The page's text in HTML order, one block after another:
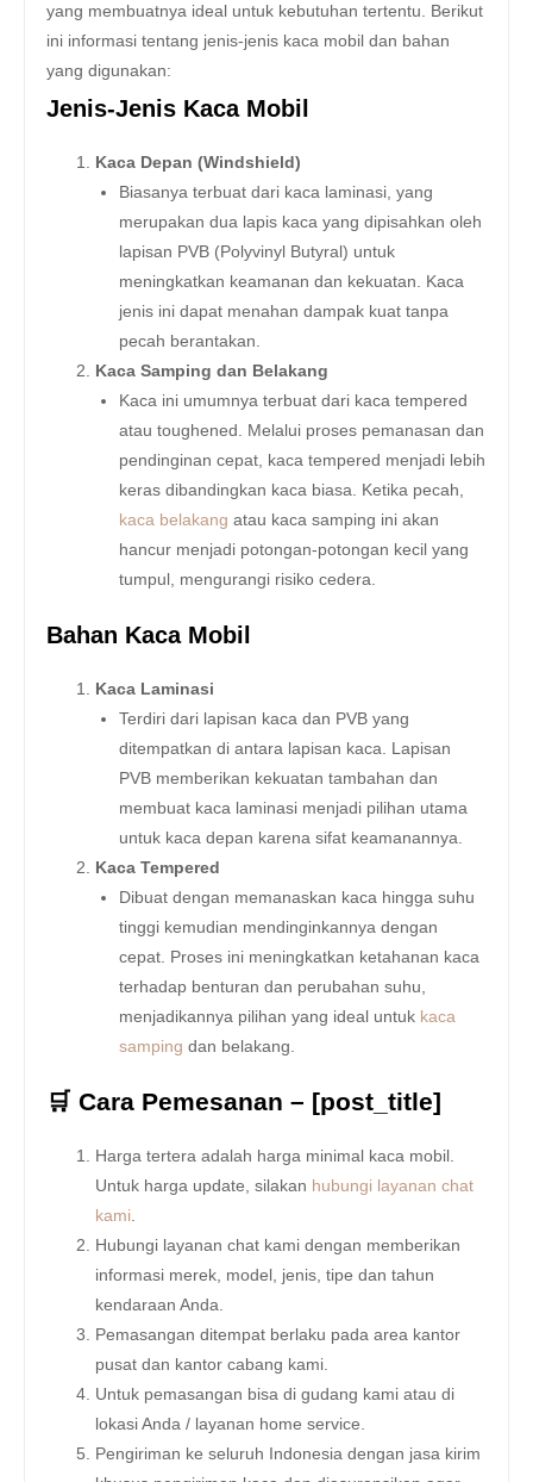
yang membuatnya ideal untuk kebutuhan tertentu. Berikut
ini informasi tentang jenis-jenis kaca mobil dan bahan
yang digunakan:
Jenis-Jenis Kaca Mobil
Kaca Depan (Windshield)
Biasanya terbuat dari kaca laminasi, yang
merupakan dua lapis kaca yang dipisahkan oleh
lapisan PVB (Polyvinyl Butyral) untuk
meningkatkan keamanan dan kekuatan. Kaca
jenis ini dapat menahan dampak kuat tanpa
pecah berantakan.
Kaca Samping dan Belakang
Kaca ini umumnya terbuat dari kaca tempered
atau toughened. Melalui proses pemanasan dan
pendinginan cepat, kaca tempered menjadi lebih
keras dibandingkan kaca biasa. Ketika pecah,
kaca belakang atau kaca samping ini akan
hancur menjadi potongan-potongan kecil yang
tumpul, mengurangi risiko cedera.
Bahan Kaca Mobil
Kaca Laminasi
Terdiri dari lapisan kaca dan PVB yang
ditempatkan di antara lapisan kaca. Lapisan
PVB memberikan kekuatan tambahan dan
membuat kaca laminasi menjadi pilihan utama
untuk kaca depan karena sifat keamanannya.
Kaca Tempered
Dibuat dengan memanaskan kaca hingga suhu
tinggi kemudian mendinginkannya dengan
cepat. Proses ini meningkatkan ketahanan kaca
terhadap benturan dan perubahan suhu,
menjadikannya pilihan yang ideal untuk kaca
samping dan belakang.
🛒 Cara Pemesanan – [post_title]
Harga tertera adalah harga minimal kaca mobil.
Untuk harga update, silakan hubungi layanan chat
kami
Hubungi layanan chat kami dengan memberikan
informasi merek, model, jenis, tipe dan tahun
kendaraan Anda.
Pemasangan ditempat berlaku pada area kantor
pusat dan kantor cabang kami.
Untuk pemasangan bisa di gudang kami atau di
lokasi Anda / layanan home service.
Pengiriman ke seluruh Indonesia dengan jasa kirim